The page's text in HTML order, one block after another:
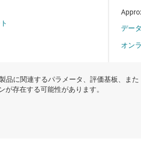
品に関連するパラメータ、評価基板、また
が存在する可能性があります。